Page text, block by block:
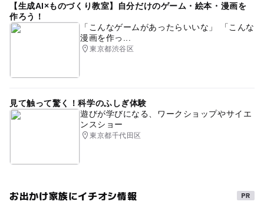
【生成AI×ものづくり教室】自分だけのゲーム・絵本・漫画を
作ろう！
「こんなゲームがあったらいいな」 「こんな
漫画を作っ...
東京都渋谷区
見て触って驚く！科学のふしぎ体験
遊びが学びになる、ワークショップやサイエ
ンスショー
東京都千代田区
お出かけ家族にイチオシ情報